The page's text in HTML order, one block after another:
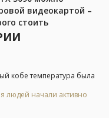
видеокартой –
стоить
кобе температура была
людей начали активно